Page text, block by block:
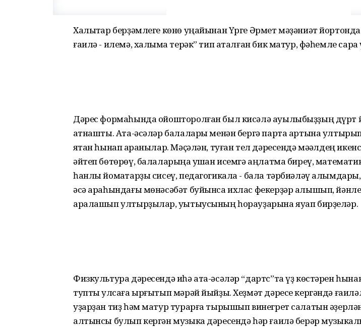
Халыҡтар берҙәмлеге көнө уңайынан Үрге Әрмет мәҙәниәт
ғаилә - илемә, халҡыма терәк” тип аталған бик матур, фәһемле сара
Дәрес формаһында ойошторолған был кисәлә ауылыбыҙҙың дүрт
ҡатнашты. Ата-әсәләр балалары менән бергә парта артына
яҡтан һынап ҡаранылар. Мәҫәлән, туған тел дәресендә мәҡәлдең
әйтеп бөтөрөү, балаларыңа ҡушҡан исемгә аңлатма биреү,
һанлы йомаҡтарҙы сисеү, педагогикала - бала тәрбиәләү
әсә араһындағы мөнәсәбәт буйынса ихлас фекерҙәр алышып,
аралашып ултырҙылар, уҡытыусының һорауҙарына яуап бирҙеләр.
Физкультура дәресендә иһә ата-әсәләр “дартс”та үҙ көстәрен
тупты ҡулсаға ырғытып мәрәй йыйҙы. Хеҙмәт дәресе кергәндә
уҙарҙан тиҙ һәм матур турарға тырышып винегрет салатын
алтынсы булып кергән музыка дәресендә һәр ғаилә берәр